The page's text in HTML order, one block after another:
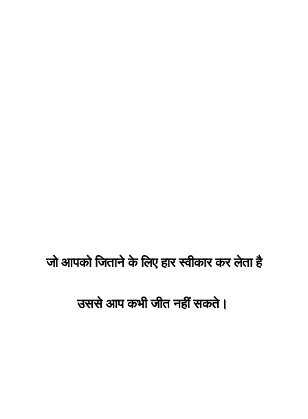
जो आपको जिताने के लिए हार स्वीकार कर लेता है
उससे आप कभी जीत नहीं सकते।